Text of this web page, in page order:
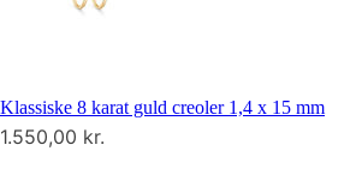
Klassiske 8 karat guld creoler 1,4 x 15 mm
1.550,00 kr.